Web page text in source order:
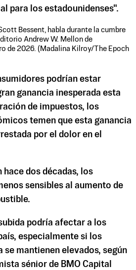
para los estadounidenses".
Bessent, habla durante la cumbre
Andrew W. Mellon de
de 2026. (Madalina Kilroy/The Epoch
podrían estar
ganancia inesperada esta
de impuestos, los
temen que esta ganancia
por el dolor en el
hace dos décadas, los
sensibles al aumento de
podría afectar a los
especialmente si los
se mantienen elevados, según
sénior de BMO Capital